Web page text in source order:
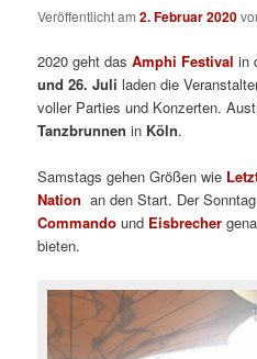
Veröffentlicht am2. Februar 2020
2020 geht dasAmphi Festival in
und 26. Juli laden die
voller Parties und Konzerten.
Tanzbrunnen in Köln.
Samstags gehen Größen wie
Nation an den Start. Der
Commando und Eisbrecher
bieten.